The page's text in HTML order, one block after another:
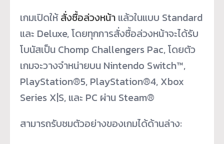
เกมเปิดให้สั่งซื้อล่วงหน้า แล้วในแบบ Standard
และ Deluxe, โดยทุกการสั่งซื้อล่วงหน้าจะได้รับ
โบนัสเป็น Chomp Challengers Pac, โดยตัว
เกมจะวางจำหน่ายบน Nintendo Switch™,
PlayStation®5, PlayStation®4, Xbox
Series X|S, และ PC ผ่าน Steam®
สามารถรับชมตัวอย่างของเกมได้ด้านล่าง: